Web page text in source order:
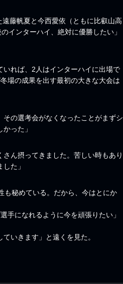
藤帆夏と今西愛依（ともに比叡山高
インターハイ、絶対に優勝したい」
れば、2人はインターハイに出場で
場の成果を出す最初の大きな大会は
その選考会がなくなったことがまずシ
った」
ん摂ってきました。苦しい時もあり
た」
秘めている。だから、今はとにか
になれるように今を頑張りたい」
いきます」と遠くを見た。